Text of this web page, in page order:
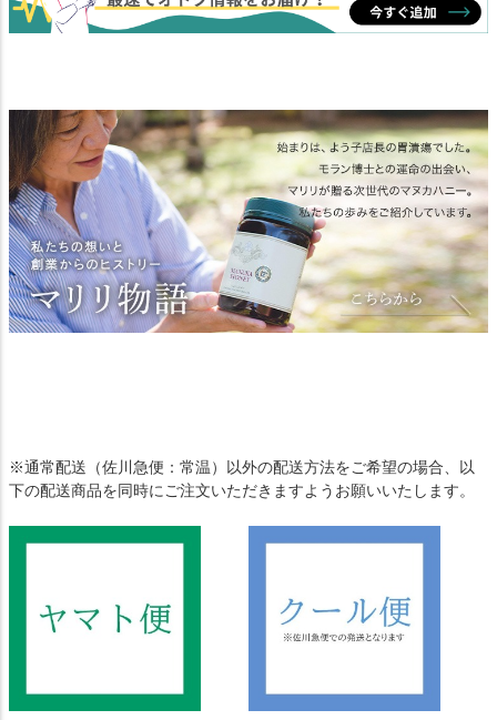
※通常配送（佐川急便：常温）以外の配送方法をご希望の場合、以
下の配送商品を同時にご注文いただきますようお願いいたします。